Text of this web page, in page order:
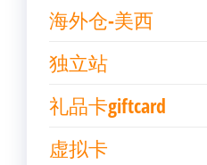
海外仓-美西
独立站
礼品卡giftcard
虚拟卡